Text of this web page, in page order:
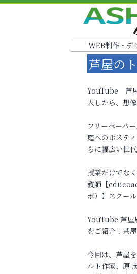
WEB制作・デ
芦屋の
YouTube 芦
入したら、想
フリーペーパ
庭へのポステ
らに幅広い世
授業だけでな
教師【
ボ）】スクー
YouTube 芦屋
をご紹介！茶
今回は、芦屋
ルト作家、原